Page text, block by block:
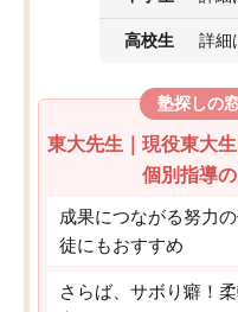
高校生 詳細
塾探しの
東大先生｜現役東大
個別指導
成果につながる努力
徒にもおすすめ
さらば、サボり癖！